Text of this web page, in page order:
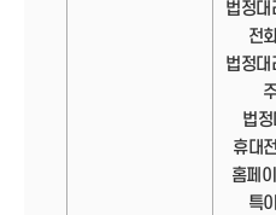
법정대
전
법정대
법
휴대
홈페
특